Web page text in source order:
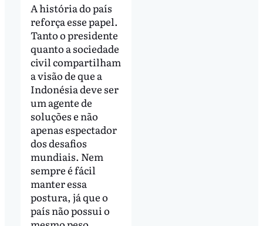
A história do país
reforça esse papel.
Tanto o presidente
quanto a sociedade
civil compartilham
a visão de que a
Indonésia deve ser
um agente de
soluções e não
apenas espectador
dos desafios
mundiais. Nem
sempre é fácil
manter essa
postura, já que o
país não possui o